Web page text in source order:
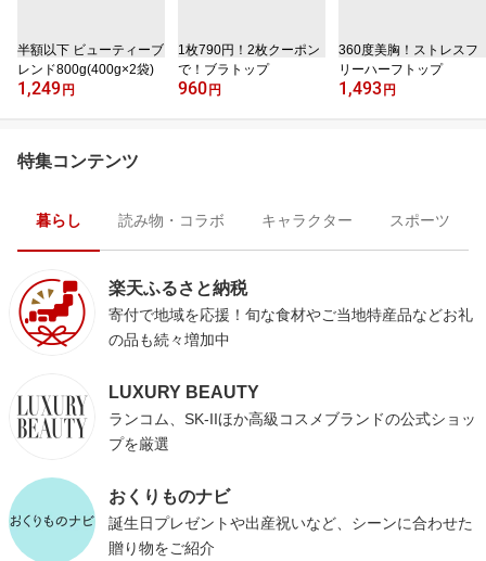
半額以下 ビューティーブ
レンド800g(400g×2袋)
1,249 円
1枚790円！2枚クーポン
で！ブラトップ
960 円
360度美胸！ストレスフ
リーハーフトップ
1,493 円
特集コンテンツ
暮らし 読み物・コラボ キャラクター スポーツ
楽天ふるさと納税
寄付で地域を応援！旬な食材やご当地特産品などお礼
の品も続々増加中
LUXURY BEAUTY
ランコム、SK-IIほか高級コスメブランドの公式ショッ
プを厳選
おくりものナビ
誕生日プレゼントや出産祝いなど、シーンに合わせた
贈り物をご紹介